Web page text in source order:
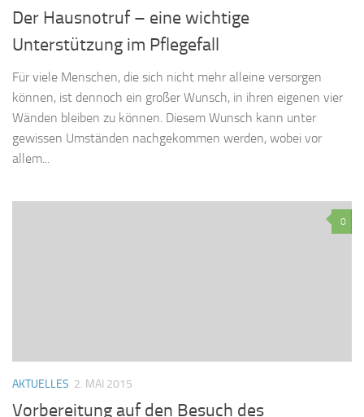
Der Hausnotruf – eine wichtige
Unterstützung im Pflegefall
Für viele Menschen, die sich nicht mehr alleine versorgen
können, ist dennoch ein großer Wunsch, in ihren eigenen vier
Wänden bleiben zu können. Diesem Wunsch kann unter
gewissen Umständen nachgekommen werden, wobei vor
allem...
0
AKTUELLES 2. MAI 2015
Vorbereitung auf den Besuch des